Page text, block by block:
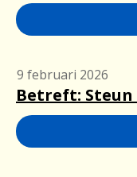
9 februari 2026
Betreft: